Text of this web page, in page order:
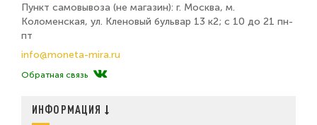
Пункт самовывоза (не магазин): г. Москва, м.
Коломенская, ул. Кленовый бульвар 13 к2; с 10 до 21 пн-
пт
info@moneta-mira.ru
Обратная связь
ИНФОРМАЦИЯ